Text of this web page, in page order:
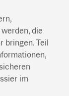
die
bringen. Teil
im